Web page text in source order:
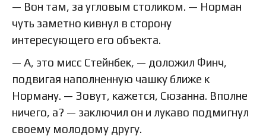
— Вон там, за угловым столиком. — Норман
чуть заметно кивнул в сторону
интересующего его объекта.
— А, это мисс Стейнбек, — доложил Финч,
подвигая наполненную чашку ближе к
Норману. — Зовут, кажется, Сюзанна. Вполне
ничего, а? — заключил он и лукаво подмигнул
своему молодому другу.